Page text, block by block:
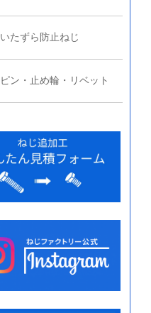
いたずら防止ねじ
ピン・止め輪・リベット